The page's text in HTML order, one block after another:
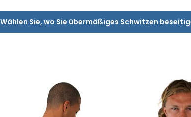
Wählen Sie, wo Sie übermäßiges Schwitzen